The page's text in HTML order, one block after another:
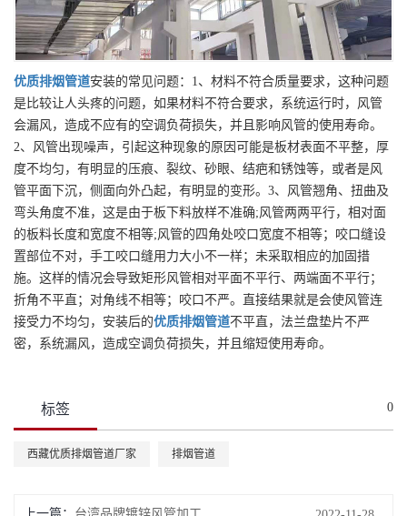
优质排烟管道安装的常见问题：1、材料不符合质量要求，这种问题
是比较让人头疼的问题，如果材料不符合要求，系统运行时，风管
会漏风，造成不应有的空调负荷损失，并且影响风管的使用寿命。
2、风管出现噪声，引起这种现象的原因可能是板材表面不平整，厚
度不均匀，有明显的压痕、裂纹、砂眼、结疤和锈蚀等，或者是风
管平面下沉，侧面向外凸起，有明显的变形。3、风管翘角、扭曲及
弯头角度不准，这是由于板下料放样不准确;风管两两平行，相对面
的板料长度和宽度不相等;风管的四角处咬口宽度不相等；咬口缝设
置部位不对，手工咬口缝用力大小不一样；未采取相应的加固措
施。这样的情况会导致矩形风管相对平面不平行、两端面不平行；
折角不平直；对角线不相等；咬口不严。直接结果就是会使风管连
接受力不均匀，安装后的优质排烟管道不平直，法兰盘垫片不严
密，系统漏风，造成空调负荷损失，并且缩短使用寿命。
标签 0
西藏优质排烟管道厂家 排烟管道